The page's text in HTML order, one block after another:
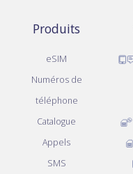
Produits
eSIM
Numéros de
téléphone
Catalogue
Appels
SMS